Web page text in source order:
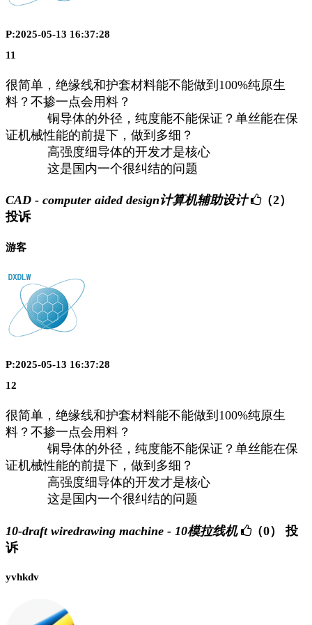
P:2025-05-13 16:37:28
11
很简单，绝缘线和护套材料能不能做到100%纯原生
料？不掺一点会用料？
铜导体的外径，纯度能不能保证？单丝能在保
证机械性能的前提下，做到多细？
高强度细导体的开发才是核心
这是国内一个很纠结的问题
CAD - computer aided design计算机辅助设计
（2）
投诉
游客
P:2025-05-13 16:37:28
12
很简单，绝缘线和护套材料能不能做到100%纯原生
料？不掺一点会用料？
铜导体的外径，纯度能不能保证？单丝能在保
证机械性能的前提下，做到多细？
高强度细导体的开发才是核心
这是国内一个很纠结的问题
10-draft wiredrawing machine - 10模拉线机 （0）
投
诉
yvhkdv